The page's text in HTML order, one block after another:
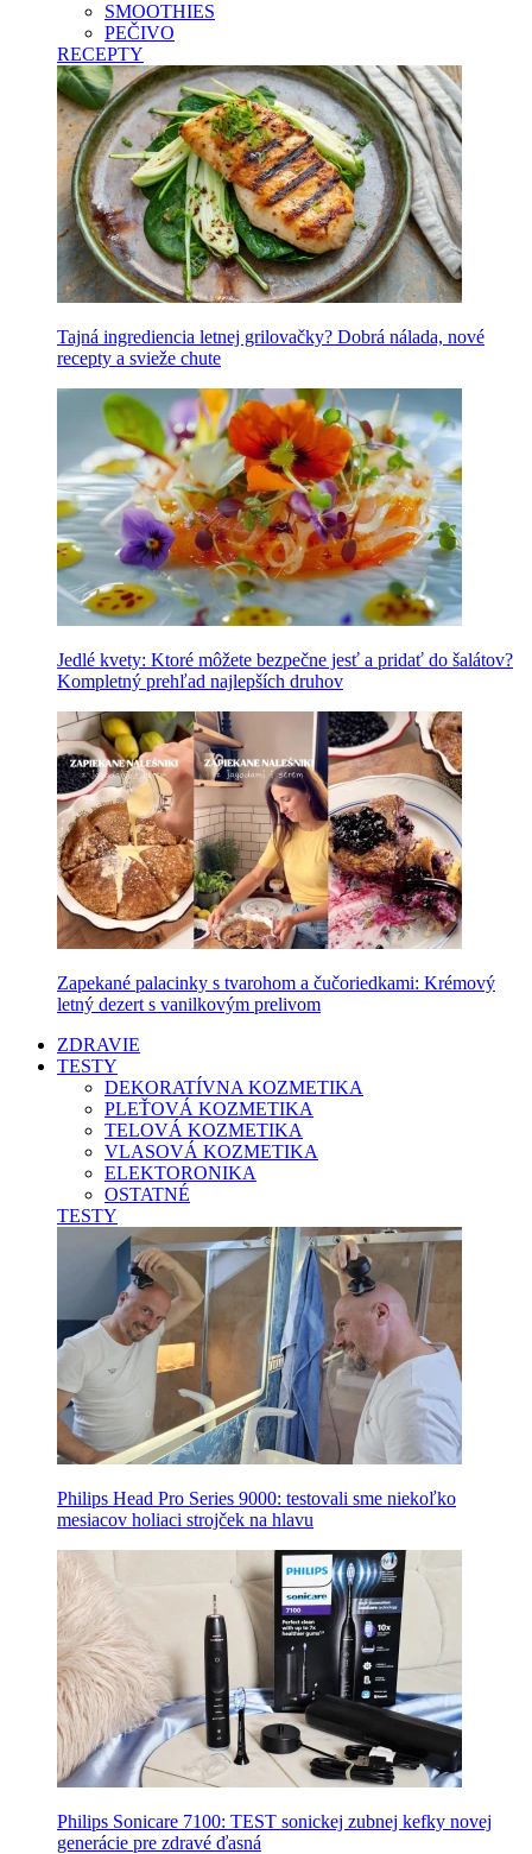
SMOOTHIES
PEČIVO
RECEPTY
Tajná ingrediencia letnej grilovačky? Dobrá nálada, nové
recepty a svieže chute
Jedlé kvety: Ktoré môžete bezpečne jesť a pridať do šalátov?
Kompletný prehľad najlepších druhov
Zapekané palacinky s tvarohom a čučoriedkami: Krémový
letný dezert s vanilkovým prelivom
ZDRAVIE
TESTY
DEKORATÍVNA KOZMETIKA
PLEŤOVÁ KOZMETIKA
TELOVÁ KOZMETIKA
VLASOVÁ KOZMETIKA
ELEKTORONIKA
OSTATNÉ
TESTY
Philips Head Pro Series 9000: testovali sme niekoľko
mesiacov holiaci strojček na hlavu
Philips Sonicare 7100: TEST sonickej zubnej kefky novej
generácie pre zdravé ďasná